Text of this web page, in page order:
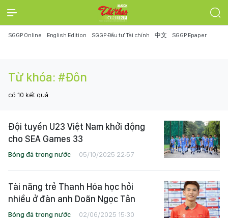
SGGP Online English Edition SGGP Đầu tư Tài chính 中文 SGGP Epaper
Từ khóa: #Đôn
có 10 kết quả
Đội tuyển U23 Việt Nam khởi động
cho SEA Games 33
Bóng đá trong nước 05/10/2025 22:57
Tài năng trẻ Thanh Hóa học hỏi
nhiều ở đàn anh Doãn Ngọc Tân
Bóng đá trong nước 02/06/2025 15:30